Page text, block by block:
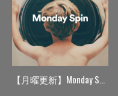
【月曜更新】Monday Spin